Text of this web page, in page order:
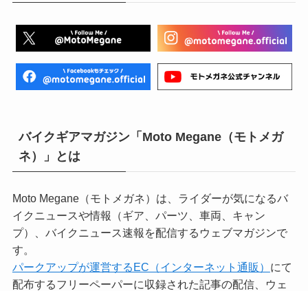
バイクギアマガジン「Moto Megane（モトメガ
ネ）」とは
Moto Megane（モトメガネ）は、ライダーが気になるバ
イクニュースや情報（ギア、パーツ、車両、キャン
プ）、バイクニュース速報を配信するウェブマガジンで
す。
パークアップが運営するEC（インターネット通販） にて
配布するフリーペーパーに収録された記事の配信、ウェ